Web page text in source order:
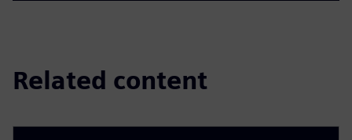
Related content